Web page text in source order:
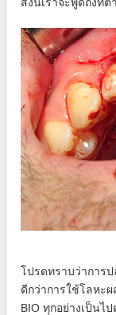
โปรดทราบว่าการป
ดีกว่าการใช้โลหะ
BIO ทุกอย่างเป็นไ